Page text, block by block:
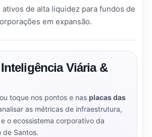
de alta liquidez para fundos de
em expansão.
Viária &
toque nos pontos e nas placas das
as métricas de infraestrutura,
o ecossistema corporativo da
de Santos.